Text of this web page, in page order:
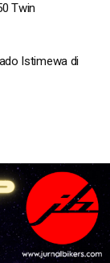
Twin
Istimewa di